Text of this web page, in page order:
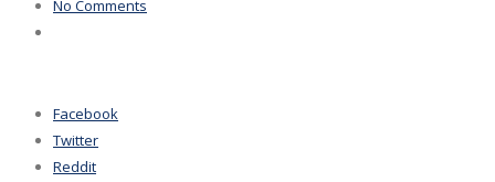
No Comments
Facebook
Twitter
Reddit